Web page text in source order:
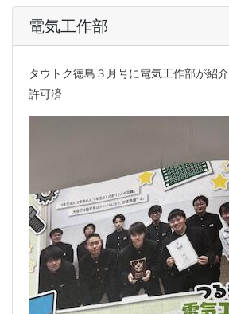
電気工作部
タウトク徳島３月号に電気工作部が紹
許可済